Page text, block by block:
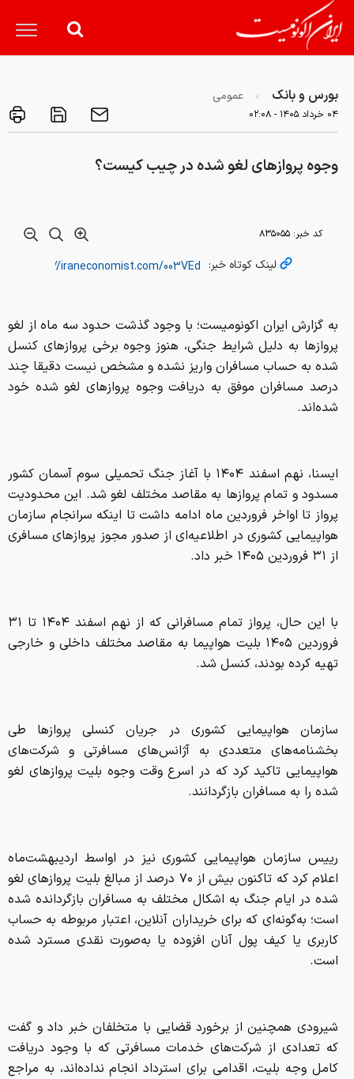
بورس و بانک عمومی
۰۴ خرداد ۱۴۰۵ - ۰۲:۰۸
وجوه پروازهای لغو شده در چیب کیست؟
کد خبر: ۸۳۵۰۵۵
لینک کوتاه خبر:
به گزارش ایران اکونومیست؛ با وجود گذشت حدود سه ماه از لغو
پروازها به دلیل شرایط جنگی، هنوز وجوه برخی پروازهای کنسل
شده به حساب مسافران واریز نشده و مشخص نیست دقیقا چند
درصد مسافران موفق به دریافت وجوه پروازهای لغو شده خود
شده‌اند.
ایسنا، نهم اسفند ۱۴۰۴ با آغاز جنگ تحمیلی سوم آسمان کشور
مسدود و تمام پروازها به مقاصد مختلف لغو شد. این محدودیت
پرواز تا اواخر فروردین ماه ادامه داشت تا اینکه سرانجام سازمان
هواپیمایی کشوری در اطلاعیه‌ای از صدور مجوز پروازهای مسافری
از ۳۱ فروردین‌ ۱۴۰۵ خبر داد.
با این حال، پرواز تمام مسافرانی که از نهم اسفند ۱۴۰۴ تا ۳۱
فروردین ۱۴۰۵ بلیت هواپیما به مقاصد مختلف داخلی و خارجی
تهیه کرده‌ بودند، کنسل شد.
سازمان هواپیمایی کشوری در جریان کنسلی پروازها طی
بخشنامه‌های متعددی به آژانس‌های مسافرتی و شرکت‌های
هواپیمایی تاکید کرد که در اسرع وقت وجوه بلیت پروازهای لغو
شده را به مسافران بازگردانند.
رییس سازمان هواپیمایی کشوری نیز در اواسط اردیبهشت‌ماه
اعلام کرد که تاکنون بیش از ۷۰ درصد از مبالغ بلیت‌ پروازهای لغو
شده در ایام جنگ به اشکال مختلف به مسافران بازگردانده شده
است؛ به‌گونه‌ای که برای خریداران آنلاین، اعتبار مربوطه به حساب
کاربری یا کیف پول آنان افزوده یا به‌صورت نقدی مسترد شده
است.
شیرودی همچنین از برخورد قضایی با متخلفان خبر داد و گفت
که تعدادی از شرکت‌های خدمات مسافرتی که با وجود دریافت
کامل وجه بلیت، اقدامی برای استرداد انجام نداده‌اند، به مراجع